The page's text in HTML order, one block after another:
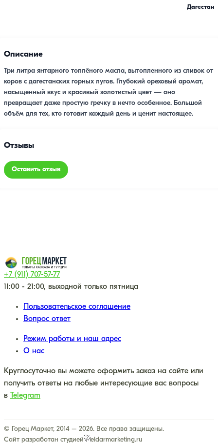
Дагестан
Описание
Три литра янтарного топлёного масла, вытопленного из сливок от
коров с дагестанских горных лугов. Глубокий ореховый аромат,
насыщенный вкус и красивый золотистый цвет — оно
превращает даже простую гречку в нечто особенное. Большой
объём для тех, кто готовит каждый день и ценит настоящее.
Отзывы
Оставить отзыв
+7 (911) 707-57-77
11:00 - 21:00, выходной только пятница
Пользовательское соглашение
Вопрос ответ
Режим работы и наш адрес
О нас
Круглосуточно вы можете оформить заказ на сайте или
получить ответы на любые интересующие вас вопросы
в
Telegram
© Горец Маркет, 2014 – 2026. Все права защищены.
Сайт разработан студией
eldarmarketing.ru